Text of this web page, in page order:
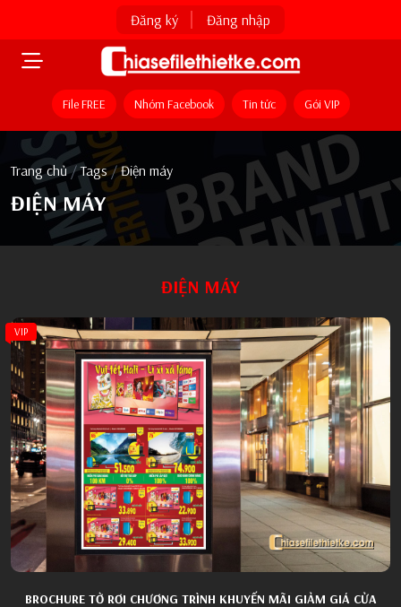
Đăng ký Đăng nhập
File FREE Nhóm Facebook Tin tức Gói VIP
Trang chủ / Tags / Điện máy
ĐIỆN MÁY
ĐIỆN MÁY
VIP
BROCHURE TỜ RƠI CHƯƠNG TRÌNH KHUYẾN MÃI GIẢM GIÁ CỬA